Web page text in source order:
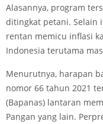
Alasannya, program
ditingkat petani. Selain
rentan memicu inflasi
Indonesia terutama
Menurutnya, harapan
nomor 66 tahun 2021
(Bapanas) lantaran
Pangan yang lain.